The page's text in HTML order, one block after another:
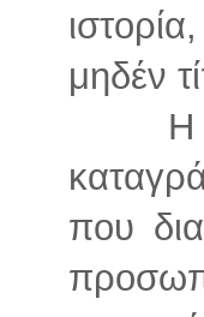
μηδέν
Η
που